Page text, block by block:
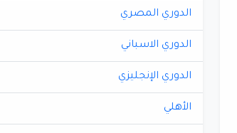
الدوري المصري
الدوري الاسباني
الدوري الإنجليزي
الأهلي